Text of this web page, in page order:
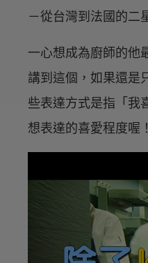
－從台灣到法國的二
一心想成為廚師的他
講到這個，如果還是
些表達方式是指「我
想表達的喜愛程度喔！